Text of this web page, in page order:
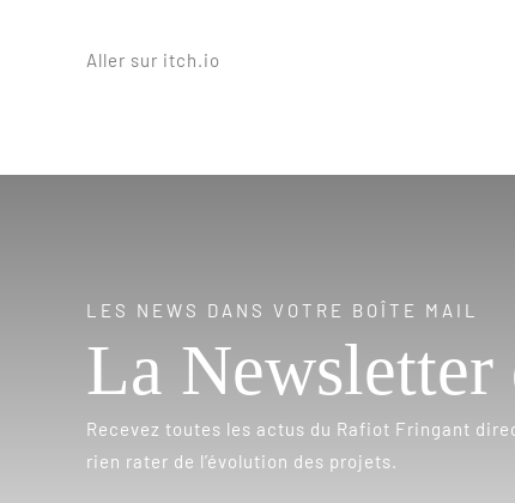
Aller sur itch.io
LES NEWS DANS VOTRE BOÎTE MAIL
La
Recevez toutes les actus du Rafiot Fringant
rien rater de l’évolution des projets.